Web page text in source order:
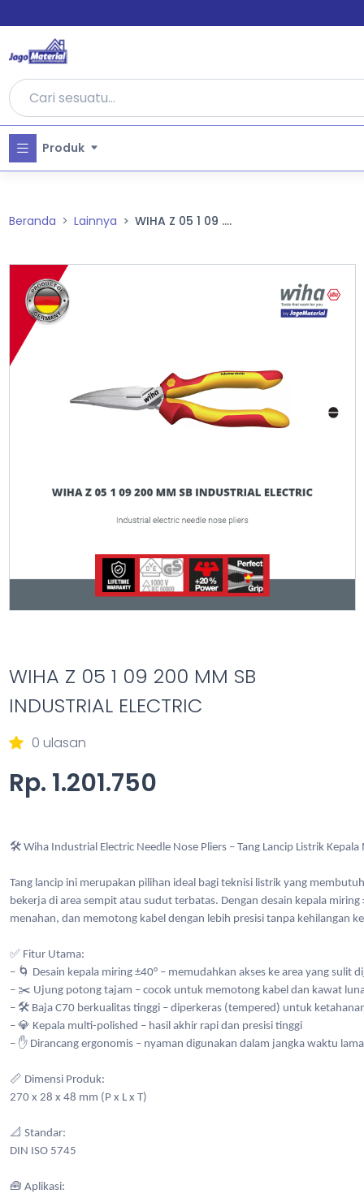
Produk
Beranda Lainnya WIHA Z 05 1 09 ....
WIHA Z 05 1 09 200 MM SB
INDUSTRIAL ELECTRIC
0 ulasan
Rp. 1.201.750
🛠️ Wiha Industrial Electric Needle Nose Pliers – Tang Lancip Listrik Kepala
Tang lancip ini merupakan pilihan ideal bagi teknisi listrik yang
bekerja di area sempit atau sudut terbatas. Dengan desain kepala
menahan, dan memotong kabel dengan lebih presisi tanpa kehilangan
✅ Fitur Utama:
– 🌀 Desain kepala miring ±40° – memudahkan akses ke area yang sulit
– ✂️ Ujung potong tajam – cocok untuk memotong kabel dan kawat
– 🛠️ Baja C70 berkualitas tinggi – diperkeras (tempered) untuk
– 💎 Kepala multi-polished – hasil akhir rapi dan presisi tinggi
– ✋ Dirancang ergonomis – nyaman digunakan dalam jangka waktu
📏 Dimensi Produk:
270 x 28 x 48 mm (P x L x T)
📐 Standar:
DIN ISO 5745
🧰 Aplikasi: